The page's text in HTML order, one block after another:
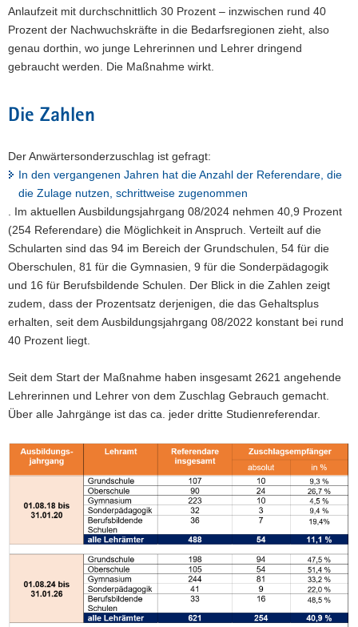
Anlaufzeit mit durchschnittlich 30 Prozent – inzwischen rund 40
Prozent der Nachwuchskräfte in die Bedarfsregionen zieht, also
genau dorthin, wo junge Lehrerinnen und Lehrer dringend
gebraucht werden. Die Maßnahme wirkt.
Die Zahlen
Der Anwärtersonderzuschlag ist gefragt:
In den vergangenen Jahren hat die Anzahl der Referendare, die
die Zulage nutzen, schrittweise zugenommen
. Im aktuellen Ausbildungsjahrgang 08/2024 nehmen 40,9 Prozent
(254 Referendare) die Möglichkeit in Anspruch. Verteilt auf die
Schularten sind das 94 im Bereich der Grundschulen, 54 für die
Oberschulen, 81 für die Gymnasien, 9 für die Sonderpädagogik
und 16 für Berufsbildende Schulen. Der Blick in die Zahlen zeigt
zudem, dass der Prozentsatz derjenigen, die das Gehaltsplus
erhalten, seit dem Ausbildungsjahrgang 08/2022 konstant bei rund
40 Prozent liegt.
Seit dem Start der Maßnahme haben insgesamt 2621 angehende
Lehrerinnen und Lehrer von dem Zuschlag Gebrauch gemacht.
Über alle Jahrgänge ist das ca. jeder dritte Studienreferendar.